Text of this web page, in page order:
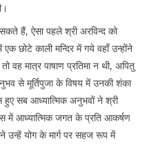
सकते हैं, ऐसा पहले श्री अरविन्द को
छोटे काली मन्दिर में गये वहाँ उन्होंने
वह मात्र पाषाण प्रतिमा न थी, अपितु
से मूर्तिपुजा के विषय में उनकी शंका
हुए सब आध्यात्मिक अनुभवों ने श्री
में आध्यात्मिक जगत के प्रति आकर्षण
उन्हें योग के मार्ग पर सहज रूप में